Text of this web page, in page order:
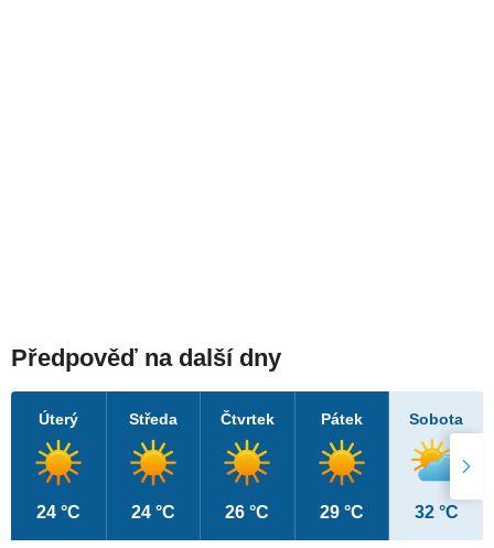
Předpověď na další dny
Úterý
24 °C
Středa
24 °C
Čtvrtek
26 °C
Pátek
29 °C
Sobota
32 °C